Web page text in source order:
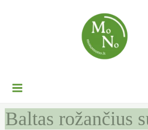
Baltas rožančius